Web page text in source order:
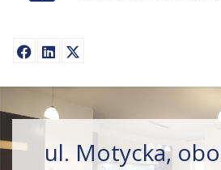
ul. Motycka,